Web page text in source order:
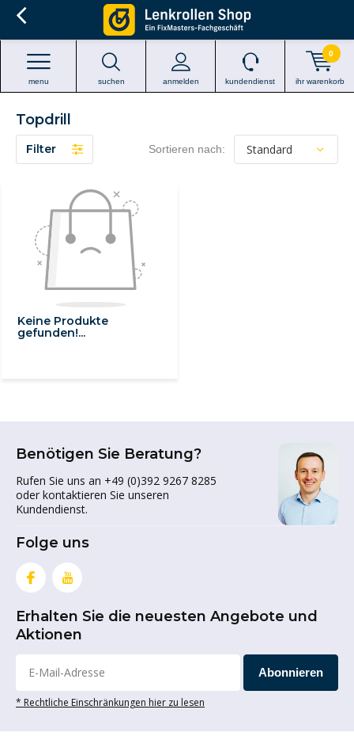
suchen anmelden
menu kundendienst ihr warenkorb
0
Topdrill
Filter Sortieren nach:
Keine Produkte
gefunden!...
Benötigen Sie Beratung?
Rufen Sie uns an +49 (0)392 9267 8285
oder kontaktieren Sie unseren
Kundendienst.
Folge uns
Erhalten Sie die neuesten Angebote und
Aktionen
Abonnieren
* Rechtliche Einschränkungen hier zu lesen